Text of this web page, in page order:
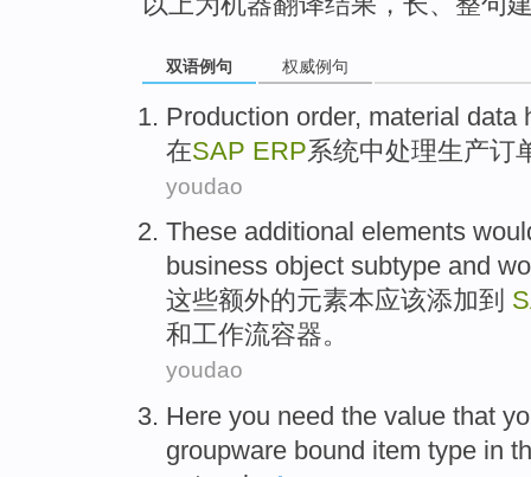
双语例句 权威例句
Production order, material data
在SAP ERP系统中处理生产订
youdao
These additional elements
business object subtype and
这些额外的元素本应该添加到
和工作流容器。
youdao
Here you need the value that
groupware bound item type in